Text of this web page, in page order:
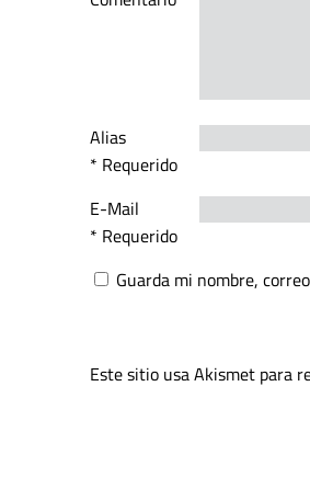
Alias
* Requerido
E-Mail
* Requerido
Guarda mi nombre,
Este sitio usa Akismet para